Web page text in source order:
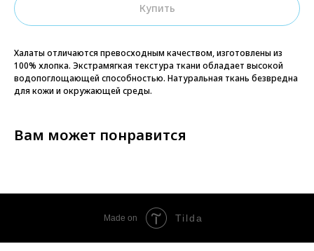
Купить
Халаты отличаются превосходным качеством, изготовлены из
100% хлопка. Экстрамягкая текстура ткани обладает высокой
водопоглощающей способностью. Натуральная ткань безвредна
для кожи и окружающей среды.
Вам может понравится
Made on Tilda